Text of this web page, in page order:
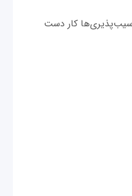
کار دست